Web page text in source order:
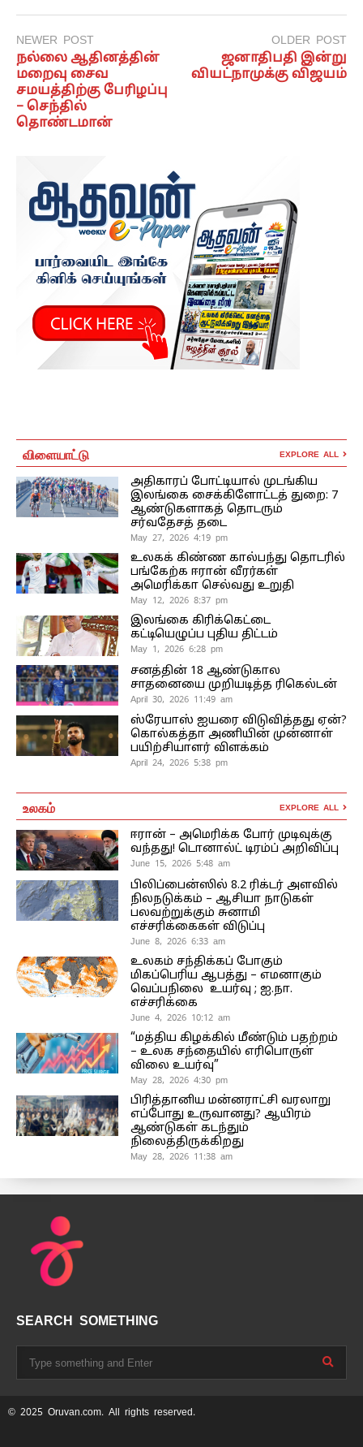
NEWER POST
நல்லை ஆதினத்தின்
மறைவு சைவ
சமயத்திற்கு பேரிழப்பு
– செந்தில்
தொண்டமான்
OLDER POST
ஜனாதிபதி இன்று
வியட்நாமுக்கு விஜயம்
விளையாட்டு EXPLORE ALL
அதிகாரப் போட்டியால் முடங்கிய
இலங்கை சைக்கிளோட்டத் துறை: 7
ஆண்டுகளாகத் தொடரும்
சர்வதேசத் தடை
May 27, 2026 4:19 pm
உலகக் கிண்ண கால்பந்து தொடரில்
பங்கேற்க ஈரான் வீரர்கள்
அமெரிக்கா செல்வது உறுதி
May 12, 2026 8:37 pm
இலங்கை கிரிக்கெட்டை
கட்டியெழுப்ப புதிய திட்டம்
May 1, 2026 6:28 pm
சனத்தின் 18 ஆண்டுகால
சாதனையை முறியடித்த ரிகெல்டன்
April 30, 2026 11:49 am
ஸ்ரேயாஸ் ஐயரை விடுவித்தது ஏன்?
கொல்கத்தா அணியின் முன்னாள்
பயிற்சியாளர் விளக்கம்
April 24, 2026 5:38 pm
உலகம் EXPLORE ALL
ஈரான் – அமெரிக்க போர் முடிவுக்கு
வந்தது! டொனால்ட் டிரம்ப் அறிவிப்பு
June 15, 2026 5:48 am
பிலிப்பைன்ஸில் 8.2 ரிக்டர் அளவில்
நிலநடுக்கம் – ஆசியா நாடுகள்
பலவற்றுக்கும் சுனாமி
எச்சரிக்கைகள் விடுப்பு
June 8, 2026 6:33 am
உலகம் சந்திக்கப் போகும்
மிகப்பெரிய ஆபத்து – எமனாகும்
வெப்பநிலை உயர்வு ; ஐ.நா.
எச்சரிக்கை
June 4, 2026 10:12 am
“மத்திய கிழக்கில் மீண்டும் பதற்றம்
– உலக சந்தையில் எரிபொருள்
விலை உயர்வு”
May 28, 2026 4:30 pm
பிரித்தானிய மன்னராட்சி வரலாறு
எப்போது உருவானது? ஆயிரம்
ஆண்டுகள் கடந்தும்
நிலைத்திருக்கிறது
May 28, 2026 11:38 am
SEARCH SOMETHING
© 2025 Oruvan.com. All rights reserved.